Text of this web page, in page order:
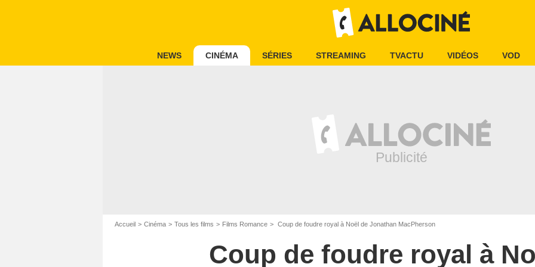
NEWS CINÉMA SÉRIES STREAMING TVACTU VIDÉOS VOD
Accueil Cinéma Tous les films Films Romance Coup de foudre royal à Noël de Jonathan MacPherson
Coup de foudre royal à